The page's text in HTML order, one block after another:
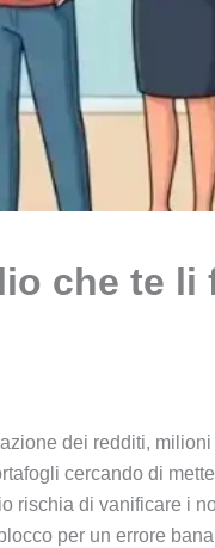
che te
dei redditi,
cercando di
di vanificare i
per un errore